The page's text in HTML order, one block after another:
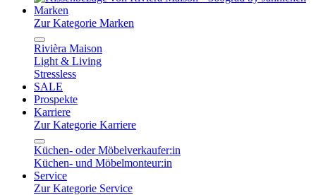
Marken
Zur Kategorie Marken
Rivièra Maison
Light & Living
Stressless
SALE
Prospekte
Karriere
Zur Kategorie Karriere
Küchen- oder Möbelverkaufer:in
Küchen- und Möbelmonteur:in
Service
Zur Kategorie Service